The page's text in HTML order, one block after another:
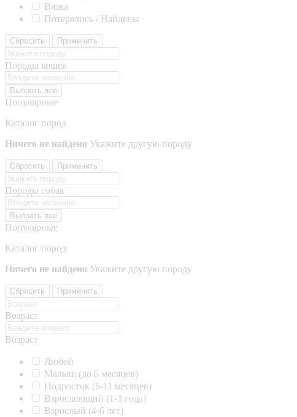
Вязка
Потерялись / Найдены
Сбросить Применить
Породы кошек
Выбрать все
Популярные
Каталог пород
Ничего не найдено Укажите другую породу
Сбросить Применить
Породы собак
Выбрать все
Популярные
Каталог пород
Ничего не найдено Укажите другую породу
Сбросить Применить
Возраст
Возраст
Любой
Малыш (до 6 месяцев)
Подросток (6-11 месяцев)
Взрослеющий (1-3 года)
Взрослый (4-6 лет)